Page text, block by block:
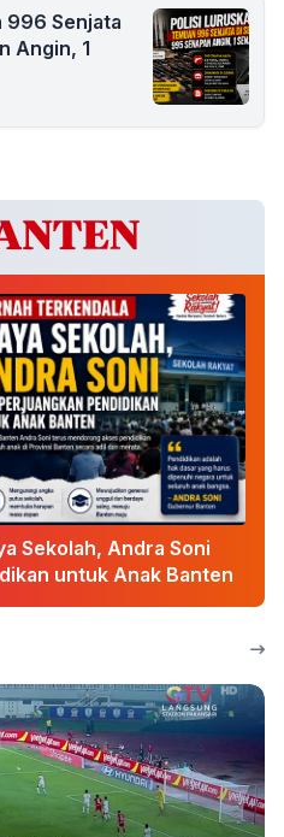
996 Senjata
Angin, 1
Sekolah, Andra Soni
untuk Anak Banten